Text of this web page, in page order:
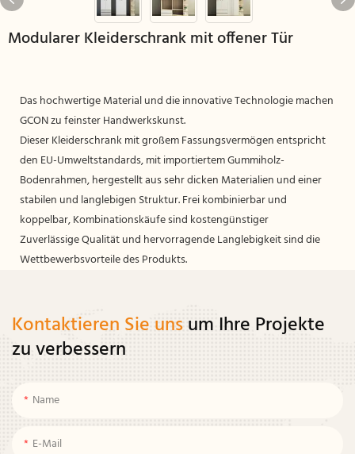
Modularer Kleiderschrank mit offener Tür
Das hochwertige Material und die innovative Technologie machen
GCON zu feinster Handwerkskunst.
Dieser Kleiderschrank mit großem Fassungsvermögen entspricht
den EU-Umweltstandards, mit importiertem Gummiholz-
Bodenrahmen, hergestellt aus sehr dicken Materialien und einer
stabilen und langlebigen Struktur. Frei kombinierbar und
koppelbar, Kombinationskäufe sind kostengünstiger
Zuverlässige Qualität und hervorragende Langlebigkeit sind die
Wettbewerbsvorteile des Produkts.
Kontaktieren Sie unsum Ihre Projekte
zu verbessern
Name
E-Mail